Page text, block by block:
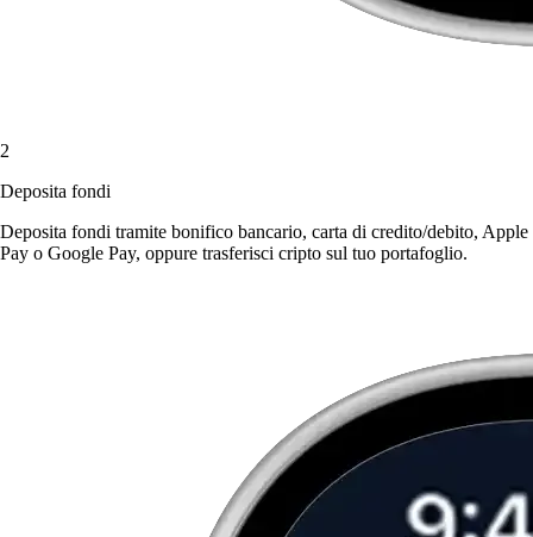
2
Deposita fondi
Deposita fondi tramite bonifico bancario, carta di credito/debito, Apple
Pay o Google Pay, oppure trasferisci cripto sul tuo portafoglio.